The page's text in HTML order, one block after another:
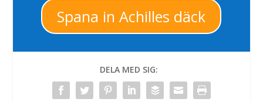
Spana in Achilles däck
DELA MED SIG: